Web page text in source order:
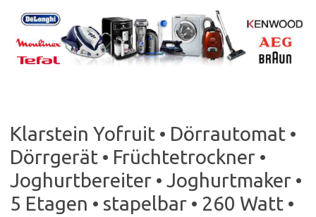
content
Klarstein Yofruit • Dörrautomat •
Dörrgerät • Früchtetrockner •
Joghurtbereiter • Joghurtmaker •
5 Etagen • stapelbar • 260 Watt •